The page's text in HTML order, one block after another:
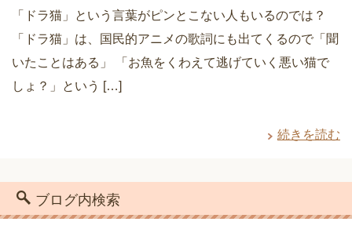
「ドラ猫」という言葉がピンとこない人もいるのでは？
「ドラ猫」は、国民的アニメの歌詞にも出てくるので「聞
いたことはある」 「お魚をくわえて逃げていく悪い猫で
しょ？」という […]
続きを読む
ブログ内検索